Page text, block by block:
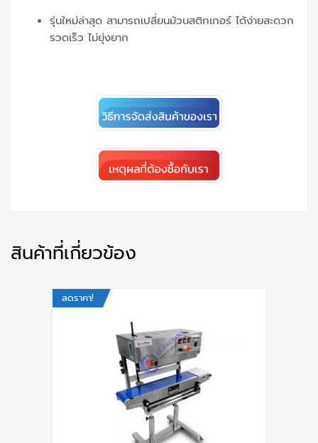
รุ่นใหม่ล่าสุด สามารถเปลี่ยนม้วนสติกเกอร์ ได้ง่ายสะดวก
รวดเร็ว ไม่ยุ่งยาก
สินค้าที่เกี่ยวข้อง
ลดราคา!